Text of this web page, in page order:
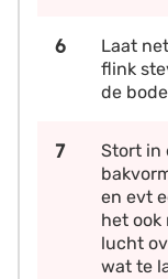
Laat
flink
de
Stort in
en evt
het ook
lucht
wat te